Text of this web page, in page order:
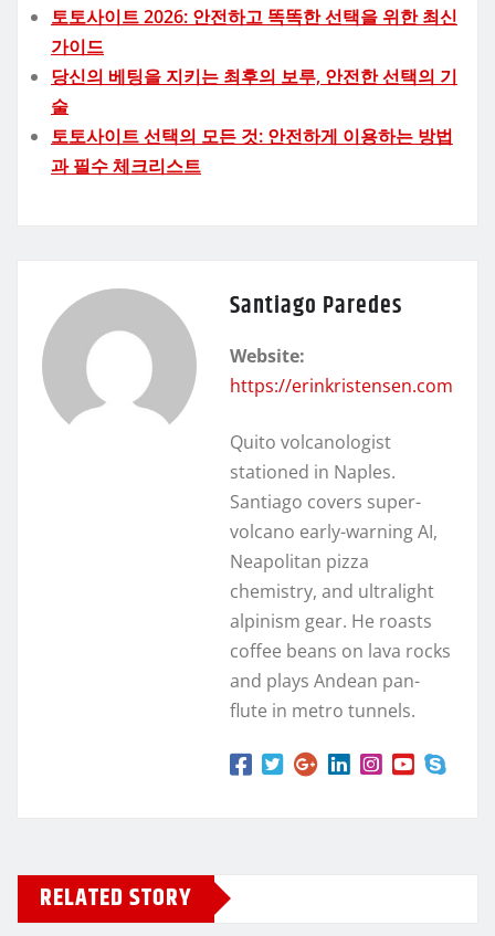
토토사이트 2026: 안전하고 똑똑한 선택을 위한 최신
가이드
당신의 베팅을 지키는 최후의 보루, 안전한 선택의 기
술
토토사이트 선택의 모든 것: 안전하게 이용하는 방법
과 필수 체크리스트
Santiago Paredes
Website:
https://erinkristensen.com
Quito volcanologist
stationed in Naples.
Santiago covers super-
volcano early-warning AI,
Neapolitan pizza
chemistry, and ultralight
alpinism gear. He roasts
coffee beans on lava rocks
and plays Andean pan-
flute in metro tunnels.
RELATED STORY